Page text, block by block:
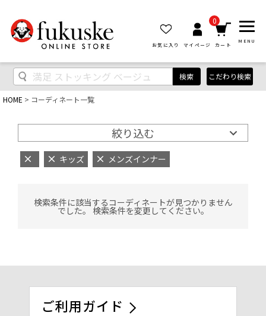
お気に入り マイページ
0
カート
MENU
検索 こだわり検索
HOME コーディネート一覧
絞り込む
キッズ メンズインナー
検索条件に該当するコーディネートが見つかりません
でした。 検索条件を変更してください。
ご利用ガイド